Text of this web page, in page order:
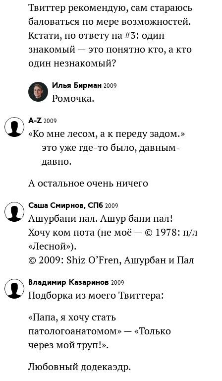
Твиттер рекомендую, сам стараюсь
баловаться по мере возможностей.
Кстати, по ответу на #3: один
знакомый — это понятно кто, а кто
один незнакомый?
Илья Бирман 2009
Ромочка.
A-Z 2009
«Ко мне лесом, а к переду задом.»
это уже где-то было, давным-
давно.
А остальное очень ничего
Саша Смирнов, СПб 2009
Ашурбани пал. Ашур бани пал!
Хочу ком пота (не моё — © 1978: п/л
«Лесной»).
© 2009: Shiz O’Fren, Ашурбан и Пал
Владимир Казаринов 2009
Подборка из моего Твиттера:
«Папа, я хочу стать
патологоанатомом» — «Только
через мой труп!».
Любовный додекаэдр.